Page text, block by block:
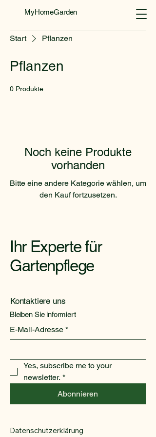
MyHomeGarden
Start Pflanzen
Pflanzen
0 Produkte
Noch keine Produkte
vorhanden
Bitte eine andere Kategorie wählen, um
den Kauf fortzusetzen.
Ihr Experte für
Gartenpflege
Kontaktiere uns
Bleiben Sie informiert
E-Mail-Adresse *
Yes, subscribe me to your
newsletter. *
Abonnieren
Datenschutzerklärung